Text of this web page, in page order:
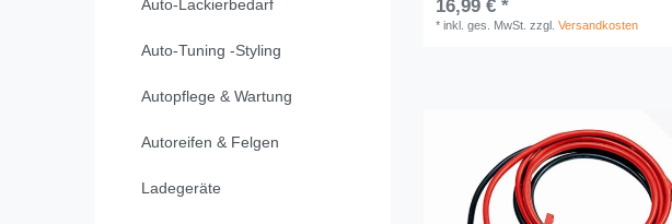
Auto-Lackierbedarf
Auto-Tuning -Styling
Autopflege & Wartung
Autoreifen & Felgen
Ladegeräte
16,99 € *
*inkl. ges. MwSt. zzgl.Versandkosten